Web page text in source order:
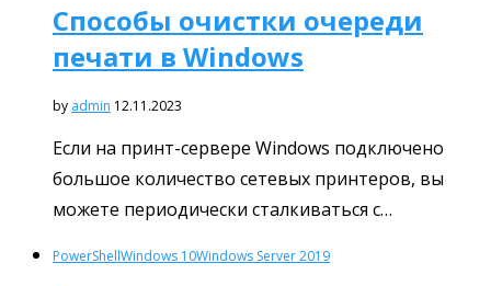
Способы очистки очереди
печати в Windows
by admin 12.11.2023
Если на принт-сервере Windows подключено
большое количество сетевых принтеров, вы
можете периодически сталкиваться с…
PowerShellWindows 10Windows Server 2019